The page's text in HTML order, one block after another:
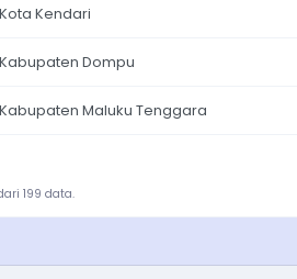
Kendari
Dompu
Kabupaten Maluku Tenggara
199 data.